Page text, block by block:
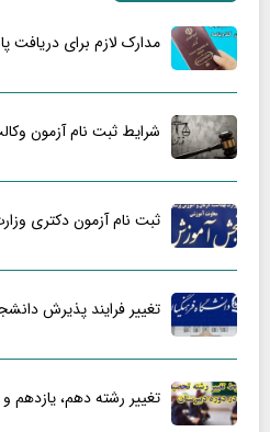
مدارک لازم برای دریافت
شرایط ثبت نام آزمون وکالت
ثبت نام آزمون دکتری وزارت
تغییر فرایند پذیرش دانشجو
تغییر رشته دهم، یازدهم و